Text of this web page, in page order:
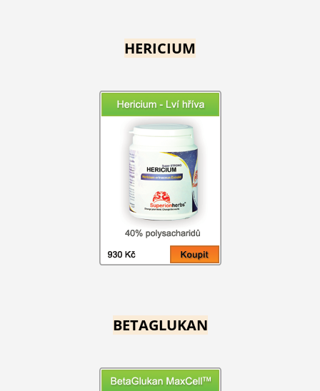
HERICIUM
BETAGLUKAN